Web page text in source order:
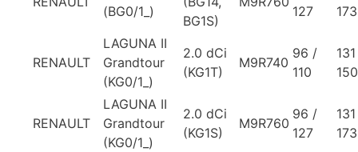
(BG0/1_)
BG1S)
127
173
RENAULT
LAGUNA II
Grandtour
(KG0/1_)
2.0 dCi
(KG1T)
M9R740
96 /
110
150
RENAULT
LAGUNA II
Grandtour
(KG0/1_)
2.0 dCi
(KG1S)
M9R760
96 /
127
173